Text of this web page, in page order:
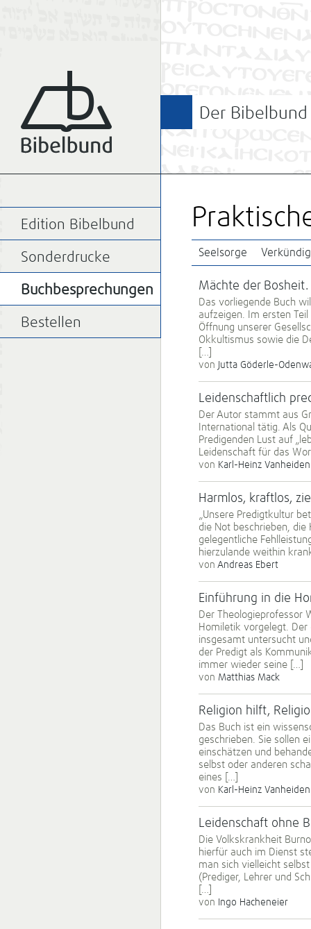
Der Bibelbund
Seelsorge
Mächte der
Das vorliegende Buch
aufzeigen. Im ersten
Öffnung unserer
Okkultismus sowie die
[…]
von Jutta Göderle-
Leiden­schaft­lich
Der Autor stammt aus
International tätig. Als
Predigenden Lust auf
Leidenschaft für das
von Karl-Heinz Vanheiden
Harmlos, kraftlos,
„Unsere Predigtkultur
die Not beschrieben,
gelegentliche
hierzulande weithin
von Andreas Ebert
Einführung in die
Der Theologieprofessor
Homiletik vorgelegt.
insgesamt untersucht
der Predigt als
immer wieder seine […]
von Matthias Mack
Religion hilft,
Das Buch ist ein
geschrieben. Sie sollen
einschätzen und
selbst oder anderen
eines […]
von Karl-Heinz Vanheiden
Leidenschaft ohne
Die Volks­krank­heit
hierfür auch im Dienst
man sich vielleicht
(Prediger, Lehrer und
[…]
von Ingo Hacheneier
Edition Bibelbund
Sonderdrucke
Buchbesprechungen
Bestellen